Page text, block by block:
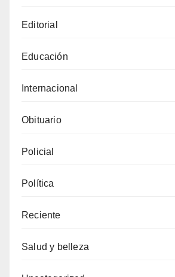
Editorial
Educación
Internacional
Obituario
Policial
Política
Reciente
Salud y belleza